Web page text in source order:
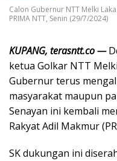
Calon Gubernur NTT Melki
PRIMA NTT, Senin (29/7/2024)
KUPANG, terasntt.co —
ketua Golkar NTT
Gubernur terus
masyarakat maupun
Senayan ini kembali
Rakyat Adil Makmur
SK dukungan ini